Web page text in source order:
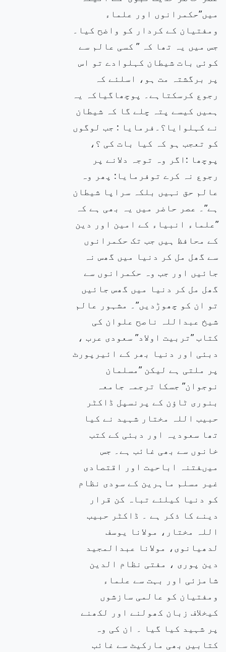
میں”حکمرانوں اور علماء
ومفتیان کے کردار کو واضح کیا۔
جس میں یہ تھا کہ ” کسی عالم سے
کوئی بات شیطان کہلوادے تو اس
پر برگشتہ مت ہو، اسلئے کہ
رجوع کرسکتاہے۔ پوچھاگیاکہ یہ
ہمیں کیسے پتہ چلے گا کہ شیطان
نے کہلوایا؟۔فرمایا : جب لوگوں
کو تعجب ہو کہ کیا بات کی ؟،
پوچھا :اگر وہ توجہ دلانے پر
رجوع نہ کرے توفرمایا: پھر وہ
عالم حق نہیں بلکہ سراپا شیطان
ہے”۔ عصر حاضر میں یہ بھی ہے کہ
”علماء انبیاء کے امین اور دین
کے محافظ ہیں جب تک حکمرانوں
سے گھل مل کر دنیا میں گھس نہ
جائیں اور جب وہ حکمرانوں سے
گھل مل کر دنیا میں گھس جائیں
تو ان کو چھوڑدیں”۔ مشہور عالم
شیخ عبداللہ ناصح علوان کی
کتاب ”تربیت اولاد” سعودی عرب ،
دبئی اور دنیا بھر کے ائیرپورٹ
پر ملتی ہے لیکن ”مسلمان
نوجوان” جسکا ترجمہ جامعہ
بنوری ٹاؤن کے پرنسپل ڈاکٹر
حبیب اللہ مختار شہید نے کیا
تھا سعودیہ اور دبئی کے کتب
خانوں سے بھی غائب ہے۔ جس
میںفتنہ اباحیت اور اقتصادی
غیر مسلم ماہرین کے سودی نظام
کو دنیا کیلئے تباہ کن قرار
دینے کا ذکر ہے ۔ ڈاکٹر حبیب
اللہ مختار، مولانا یوسف
لدھیانوی، مولانا عبدالمجید
دین پوری ، مفتی نظام الدین
شامزئی اور بہت سے علماء
ومفتیان کو عالمی سازشوں
کیخلاف زبان کھولنے اور لکھنے
پر شہید کیا گیا ۔ ان کی وہ
کتابیں بھی مارکیٹ سے غائب